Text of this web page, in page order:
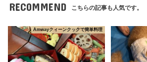
RECOMMEND こちらの記事も人気です。
Amwayクィーンクックで簡単料理